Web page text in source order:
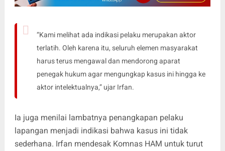
“Kami melihat ada indikasi pelaku merupakan aktor
terlatih. Oleh karena itu, seluruh elemen masyarakat
harus terus mengawal dan mendorong aparat
penegak hukum agar mengungkap kasus ini hingga ke
aktor intelektualnya,” ujar Irfan.
Ia juga menilai lambatnya penangkapan pelaku
lapangan menjadi indikasi bahwa kasus ini tidak
sederhana. Irfan mendesak Komnas HAM untuk turut